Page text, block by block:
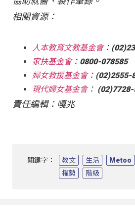
相關資源：
人本教育文教基金會：
家扶基金會：0800-078585
婦女救援基金會：(02)2555-
現代婦女基金會：
責任編輯：嘎兆
關鍵字： 教文 生活 Metoo
權勢
階級